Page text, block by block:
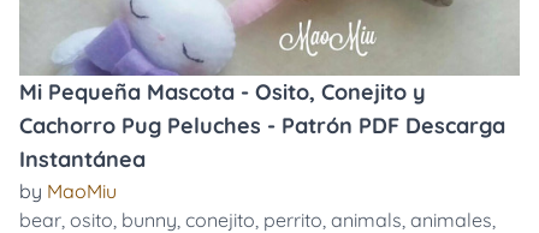
Mi Pequeña Mascota - Osito, Conejito y
Cachorro Pug Peluches - Patrón PDF Descarga
Instantánea
by MaoMiu
bear, osito, bunny, conejito, perrito, animals, animales,